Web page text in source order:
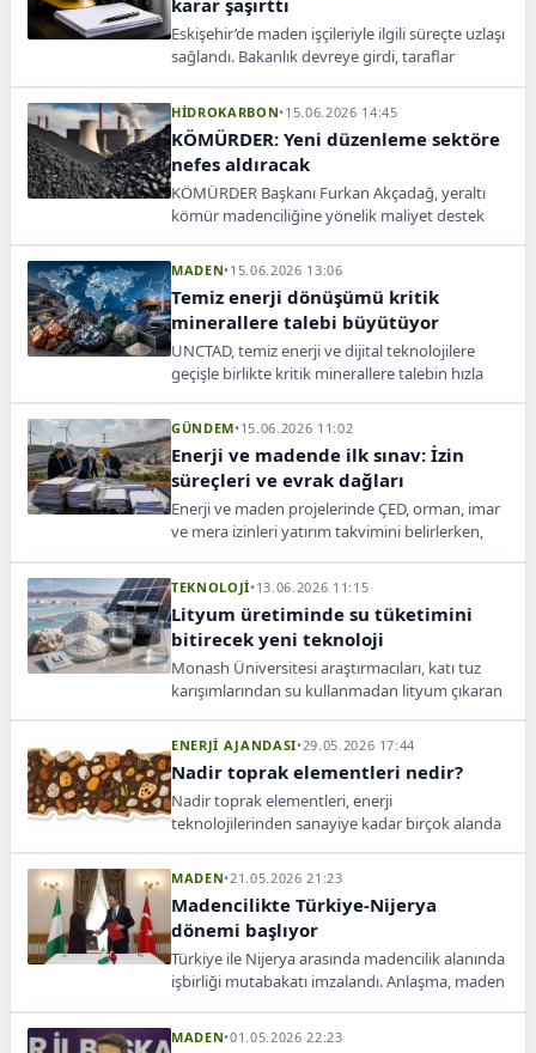
karar şaşırttı
Eskişehir’de maden işçileriyle ilgili süreçte uzlaşı
sağlandı. Bakanlık devreye girdi, taraflar
HİDROKARBON•15.06.2026 14:45
KÖMÜRDER: Yeni düzenleme sektöre
nefes aldıracak
KÖMÜRDER Başkanı Furkan Akçadağ, yeraltı
kömür madenciliğine yönelik maliyet destek
belirtti.
MADEN•15.06.2026 13:06
Temiz enerji dönüşümü kritik
minerallere talebi büyütüyor
UNCTAD, temiz enerji ve dijital teknolojilere
geçişle birlikte kritik minerallere talebin hızla
şekillendirdiğini bildirdi.
GÜNDEM•15.06.2026 11:02
Enerji ve madende ilk sınav: İzin
süreçleri ve evrak dağları
Enerji ve maden projelerinde ÇED, orman, imar
ve mera izinleri yatırım takvimini belirlerken,
TEKNOLOJİ•13.06.2026 11:15
Lityum üretiminde su tüketimini
bitirecek yeni teknoloji
Monash Üniversitesi araştırmacıları, katı tuz
karışımlarından su kullanmadan lityum çıkaran
ENERJİ AJANDASI•29.05.2026 17:44
Nadir toprak elementleri nedir?
Nadir toprak elementleri, enerji
teknolojilerinden sanayiye kadar birçok alanda
MADEN•21.05.2026 21:23
Madencilikte Türkiye-Nijerya
dönemi başlıyor
Türkiye ile Nijerya arasında madencilik alanında
işbirliği mutabakatı imzalandı. Anlaşma, maden
MADEN•01.05.2026 22:23